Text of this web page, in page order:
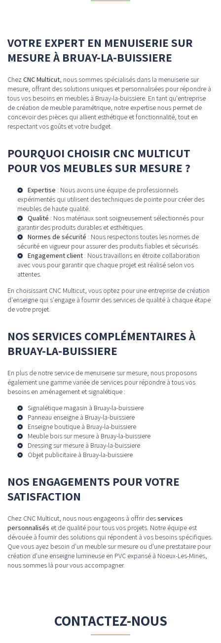
VOTRE EXPERT EN MENUISERIE SUR
MESURE À BRUAY-LA-BUISSIERE
Chez CNC Multicut , nous sommes spécialisés dans la menuiserie sur
mesure, offrant des solutions uniques et personnalisées pour répondre à
tous vos besoins en meubles à Bruay-la-buissiere. En tant qu'entreprise
de création de meuble paramétrique , notre expertise nous permet de
concevoir des pièces qui allient esthétique et fonctionnalité, tout en
respectant vos goûts et votre budget.
POURQUOI CHOISIR CNC MULTICUT
POUR VOS MEUBLES SUR MESURE ?
Expertise : Nous avons une équipe de professionnels
expérimentés qui utilisent des techniques de pointe pour créer des
meubles de haute qualité.
Qualité : Nos matériaux sont soigneusement sélectionnés pour
garantir des produits durables et esthétiques.
Normes de sécurité : Nous respectons toutes les normes de
sécurité en vigueur pour assurer des produits fiables et sécurisés.
Engagement client : Nous travaillons en étroite collaboration
avec vous pour garantir que chaque projet est réalisé selon vos
attentes.
En choisissant CNC Multicut, vous optez pour une entreprise de création
d'enseigne qui s'engage à fournir des services de qualité à chaque étape
de votre projet.
NOS SERVICES COMPLÉMENTAIRES À
BRUAY-LA-BUISSIERE
En plus de notre service de menuiserie sur mesure, nous proposons
également une gamme variée de services pour répondre à tous vos
besoins en aménagement et signalétique :
Signalétique magasin à Bruay-la-buissiere
Panneau enseigne à Bruay-la-buissiere
Enseigne boutique à Bruay-la-buissiere
Meuble bois sur mesure à Bruay-la-buissiere
Dressing sur mesure à Bruay-la-buissiere
Objet publicitaire à Bruay-la-buissiere
NOS ENGAGEMENTS POUR VOTRE
SATISFACTION
Chez CNC Multicut, nous nous engageons à offrir desservices
personnalisés et de qualité pour tous vos projets. Notre équipe est
dévouée à fournir des solutions qui répondent à vos besoins spécifiques.
Que vous ayez besoin d'un meuble sur mesure ou d'une prestataire pour
création d'une enseigne lumineuse en PVC expansé à Noeux-Les-Mines
nous sommes là pour vous accompagner.
CONTACTEZ-NOUS